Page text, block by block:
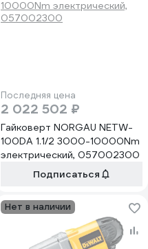
Последняя цена
2 022 502 ₽
Гайковерт NORGAU NETW-
100DA 1.1/2 3000-10000Nm
электрический, 057002300
Подписаться
Нет в наличии